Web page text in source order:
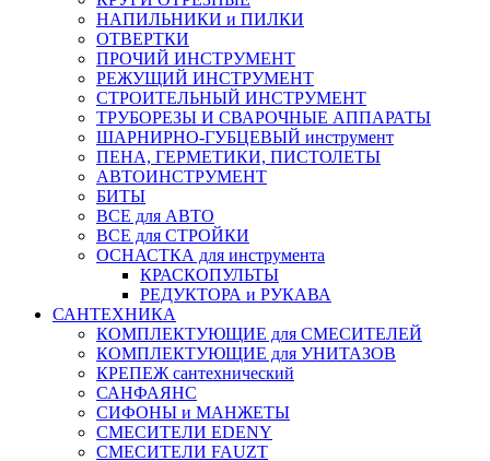
НАПИЛЬНИКИ и ПИЛКИ
ОТВЕРТКИ
ПРОЧИЙ ИНСТРУМЕНТ
РЕЖУЩИЙ ИНСТРУМЕНТ
СТРОИТЕЛЬНЫЙ ИНСТРУМЕНТ
ТРУБОРЕЗЫ И СВАРОЧНЫЕ АППАРАТЫ
ШАРНИРНО-ГУБЦЕВЫЙ инструмент
ПЕНА, ГЕРМЕТИКИ, ПИСТОЛЕТЫ
АВТОИНСТРУМЕНТ
БИТЫ
ВСЕ для АВТО
ВСЕ для СТРОЙКИ
ОСНАСТКА для инструмента
КРАСКОПУЛЬТЫ
РЕДУКТОРА и РУКАВА
САНТЕХНИКА
КОМПЛЕКТУЮЩИЕ для СМЕСИТЕЛЕЙ
КОМПЛЕКТУЮЩИЕ для УНИТАЗОВ
КРЕПЕЖ сантехнический
САНФАЯНС
СИФОНЫ и МАНЖЕТЫ
СМЕСИТЕЛИ EDENY
СМЕСИТЕЛИ FAUZT